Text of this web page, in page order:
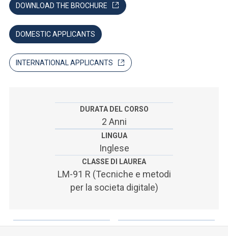
SEI UN DOCENTE O UN MEMBRO DELLO STAFF
DOWNLOAD THE BROCHURE
DOMESTIC APPLICANTS
INTERNATIONAL APPLICANTS
DURATA DEL CORSO
2 Anni
LINGUA
Inglese
CLASSE DI LAUREA
LM-91 R (Tecniche e metodi
per la societa digitale)